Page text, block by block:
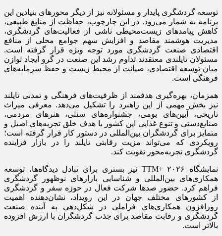
توسعه گردشگری پایدار و مسئولانه نیز از دیگر محورهای بنیادین این
برنامه به شمار می‌رود. در این چارچوب، حفاظت از منابع طبیعی،
کاهش پیامدهای زیست‌محیطی ناشی از فعالیت‌های گردشگری،
مدیریت هوشمند مقاصد و افزایش سهم جوامع محلی از منافع
اقتصادی صنعت گردشگری مورد توجه ویژه قرار گرفته است.
مسئولان تایلندی معتقدند تداوم رشد این صنعت در گرو ایجاد توازن
میان توسعه اقتصادی، صیانت از محیط زیست و حفظ سرمایه‌های
فرهنگی است.
همزمان، بهره‌گیری هدفمند از ظرفیت‌های فرهنگی و تمدنی تایلند
نیز بخش مهمی از این راهبرد را تشکیل می‌دهد. معرفی میراث
تاریخی، آیین‌های بومی، جشنواره‌های سنتی، هنرهای مردمی،
صنایع‌دستی و تنوع غذایی این کشور با هدف خلق تجربه‌های اصیل و
متمایز برای گردشگران بین‌المللی در دستور کار قرار گرفته است؛
رویکردی که می‌تواند مزیت رقابتی تایلند را در بازار فزاینده
گردشگری تجربه‌محور تقویت کند.
نمایشگاه TTM+ ۲۰۲۶ نیز بستری برای تبادل دیدگاه‌ها، توسعه
همکاری‌های بین‌المللی و شناسایی بازارهای نوظهور گردشگری
فراهم کرد. حضور صدها شرکت فعال در حوزه سفر و گردشگری
از کشورهای مختلف جهان در این رویداد، نشان‌دهنده اهمیت
روزافزون همکاری‌های فراملی در شکل‌دهی به آینده صنعت
گردشگری و رقابت مقاصد برای جذب گردشگران با ارزش افزوده
بالاتر است.